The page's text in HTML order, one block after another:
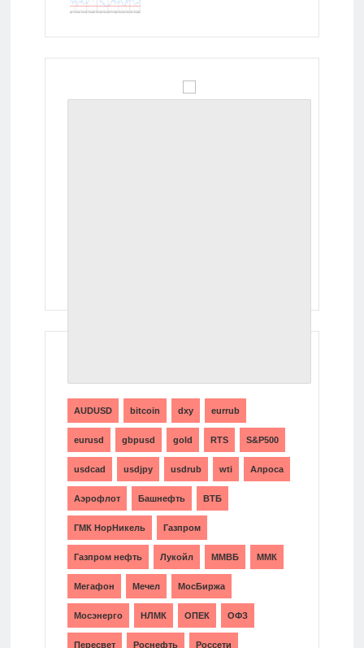
AUDUSD bitcoin dxy eurrub
eurusd gbpusd gold RTS S&P500
usdcad usdjpy usdrub wti Алроса
Аэрофлот Башнефть ВТБ
ГМК НорНикель Газпром
Газпром нефть Лукойл ММВБ ММК
Мегафон Мечел МосБиржа
Мосэнерго НЛМК ОПЕК ОФЗ
Пересвет Роснефть Россети